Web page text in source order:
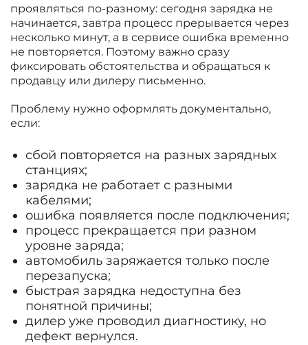
проявляться по-разному: сегодня зарядка не
начинается, завтра процесс прерывается через
несколько минут, а в сервисе ошибка временно
не повторяется. Поэтому важно сразу
фиксировать обстоятельства и обращаться к
продавцу или дилеру письменно.
Проблему нужно оформлять документально,
если:
сбой повторяется на разных зарядных
станциях;
зарядка не работает с разными
кабелями;
ошибка появляется после подключения;
процесс прекращается при разном
уровне заряда;
автомобиль заряжается только после
перезапуска;
быстрая зарядка недоступна без
понятной причины;
дилер уже проводил диагностику, но
дефект вернулся.